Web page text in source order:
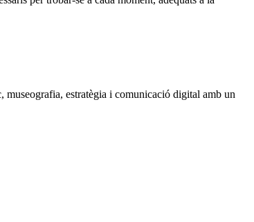
estratègia i comunicació digital amb un